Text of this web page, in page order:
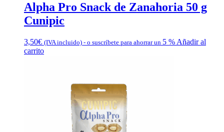
Alpha Pro Snack de Zanahoria 50 g
Cunipic
3,50€ (IVA incluido) - o suscríbete para ahorrar un 5 % Añadir al
carrito